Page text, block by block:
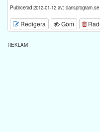
Publicerad 2012-01-12 av: dansprogram.se
Redigera Göm
REKLAM